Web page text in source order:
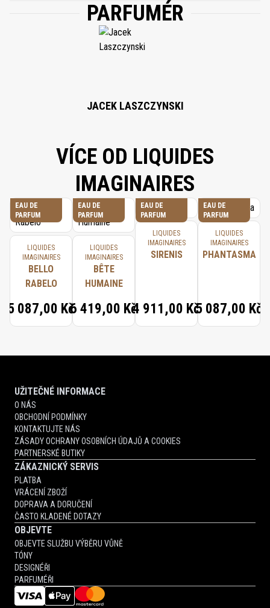
ALCOHOL DENAT., AQUA (WATER), PARFUM (FRAGRANCE), LINALYL
ACETATE, LIMONENE, LINALOOL, CITRUS LIMON PEEL OIL, CITRUS
AURANTIUM BERGAMIA PEEL OIL, CITRUS AURANTIUM PEEL OIL, ACETYL
CEDRENE, POGOSTEMON CABLIN OIL, ETHYLHEXYL SALICYLATE, PINENE,
TERPINOLENE, ALPHA-TERPINENE, CITRONELLOL, BENZALDEHYDE, GA.
PARFUMÉR
JACEK LASZCZYNSKI
VÍCE OD LIQUIDES
IMAGINAIRES
EAU DE
PARFUM
LIQUIDES
IMAGINAIRES
BELLO
RABELO
5 087,00 Kč
EAU DE
PARFUM
LIQUIDES
IMAGINAIRES
BÊTE
HUMAINE
6 419,00 Kč
EAU DE
PARFUM
LIQUIDES
IMAGINAIRES
SIRENIS
4 911,00 Kč
EAU DE
PARFUM
LIQUIDES
IMAGINAIRES
PHANTASMA
5 087,00 Kč
UŽITEČNÉ INFORMACE
O NÁS
OBCHODNÍ PODMÍNKY
KONTAKTUJTE NÁS
ZÁSADY OCHRANY OSOBNÍCH ÚDAJŮ A COOKIES
PARTNERSKÉ BUTIKY
ZÁKAZNICKÝ SERVIS
PLATBA
VRÁCENÍ ZBOŽÍ
DOPRAVA A DORUČENÍ
ČASTO KLADENÉ DOTAZY
OBJEVTE
OBJEVTE SLUŽBU VÝBĚRU VŮNĚ
TÓNY
DESIGNÉŘI
PARFUMÉŘI